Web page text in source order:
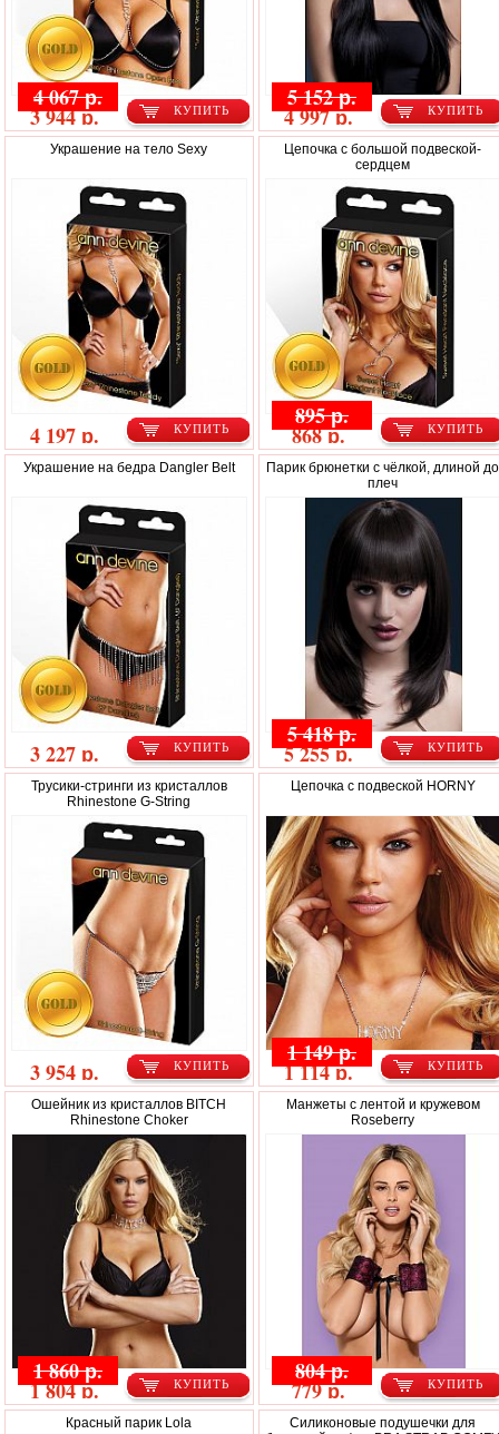
КУПИТЬ
4 067 р.
3 944 р. КУПИТЬ
5 152 р.
4 997 р.
Украшение на тело Sexy
КУПИТЬ
4 197 р.
Цепочка с большой подвеской-
сердцем
КУПИТЬ
895 р.
868 р.
Украшение на бедра Dangler Belt
КУПИТЬ
3 227 р.
Парик брюнетки с чёлкой, длиной до
плеч
КУПИТЬ
5 418 р.
5 255 р.
Трусики-стринги из кристаллов
Rhinestone G-String
КУПИТЬ
3 954 р.
Цепочка с подвеской HORNY
КУПИТЬ
1 149 р.
1 114 р.
Ошейник из кристаллов BITCH
Rhinestone Choker
КУПИТЬ
1 860 р.
1 804 р.
Манжеты с лентой и кружевом
Roseberry
КУПИТЬ
804 р.
779 р.
Красный парик Lola
Силиконовые подушечки для